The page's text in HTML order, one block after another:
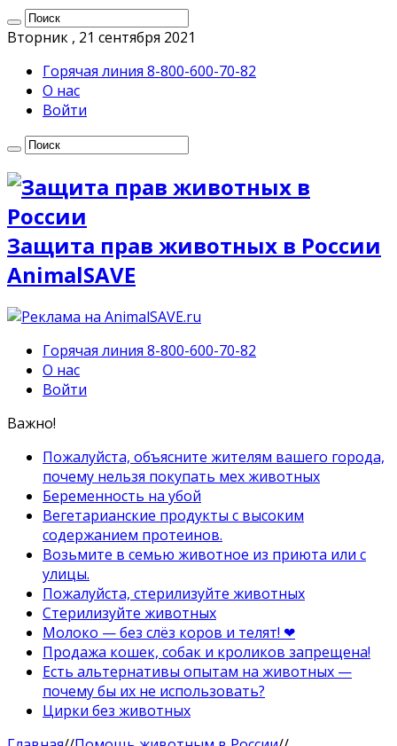
Вторник , 21 сентября 2021
Горячая линия 8-800-600-70-82
О нас
Войти
Защита прав животных в России
AnimalSAVE
Горячая линия 8-800-600-70-82
О нас
Войти
Важно!
Пожалуйста, объясните жителям вашего города,
почему нельзя покупать мех животных
Беременность на убой
Вегетарианские продукты с высоким
содержанием протеинов.
Возьмите в семью животное из приюта или с
улицы.
Пожалуйста, стерилизуйте животных
Стерилизуйте животных
Молоко — без слёз коров и телят! ❤
Продажа кошек, собак и кроликов запрещена!
Есть альтернативы опытам на животных —
почему бы их не использовать?
Цирки без животных